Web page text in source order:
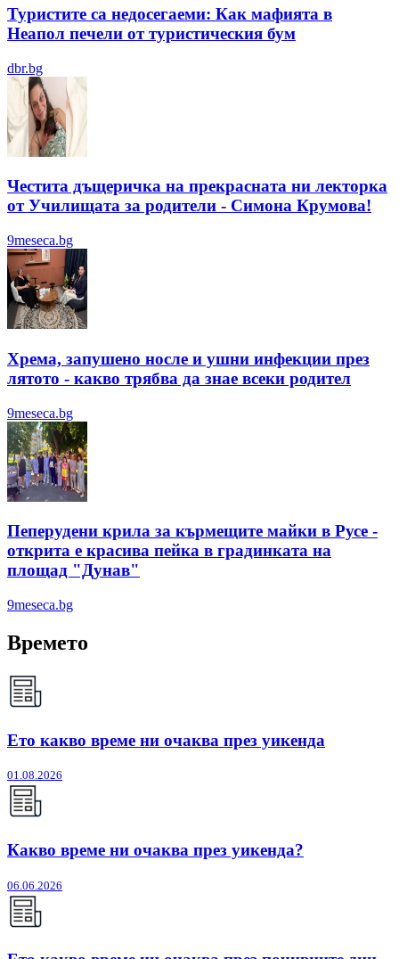
Туристите са недосегаеми: Как мафията в
Неапол печели от туристическия бум
dbr.bg
Честита дъщеричка на прекрасната ни лекторка
от Училищата за родители - Симона Крумова!
9meseca.bg
Хрема, запушено носле и ушни инфекции през
лятотo - какво трябва да знае всеки родител
9meseca.bg
Пеперудени крила за кърмещите майки в Русе -
открита е красива пейка в градинката на
площад "Дунав"
9meseca.bg
Времето
Ето какво време ни очаква през уикенда
01.08.2026
Какво време ни очаква през уикенда?
06.06.2026